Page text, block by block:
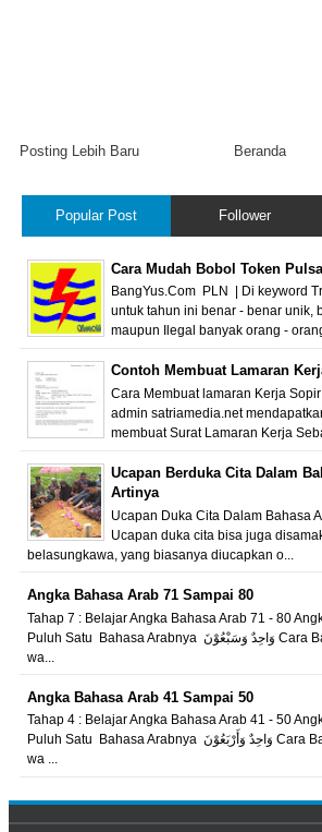
Posting Lebih Baru Beranda
Popular Post Follower
Cara Mudah Bobol Token
BangYus.Com PLN | Di keyword
untuk tahun ini benar - benar unik,
maupun Ilegal banyak orang - orang
Contoh Membuat Lamaran
Cara Membuat lamaran Kerja
admin satriamedia.net
membuat Surat Lamaran Kerja
Ucapan Berduka Cita Dalam
Artinya
Ucapan Duka Cita Dalam Bahasa
Ucapan duka cita bisa juga
belasungkawa, yang biasanya diucapkan o...
Angka Bahasa Arab 71 Sampai 80
Tahap 7 : Belajar Angka Bahasa Arab 71 - 80
Puluh Satu Bahasa Arabnya وَاحِدٌ وَسَبْعُوْنَ Cara Bacanya waahidun
wa...
Angka Bahasa Arab 41 Sampai 50
Tahap 4 : Belajar Angka Bahasa Arab 41 - 50
Puluh Satu Bahasa Arabnya وَاحِدٌ وَأَرْبَعُوْنَ Cara Bacanya waahidun
wa ...